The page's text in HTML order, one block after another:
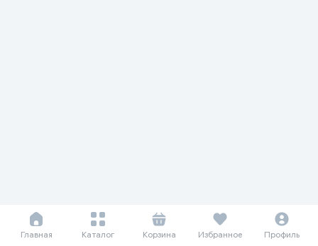
Главная Каталог Корзина Избранное Профиль